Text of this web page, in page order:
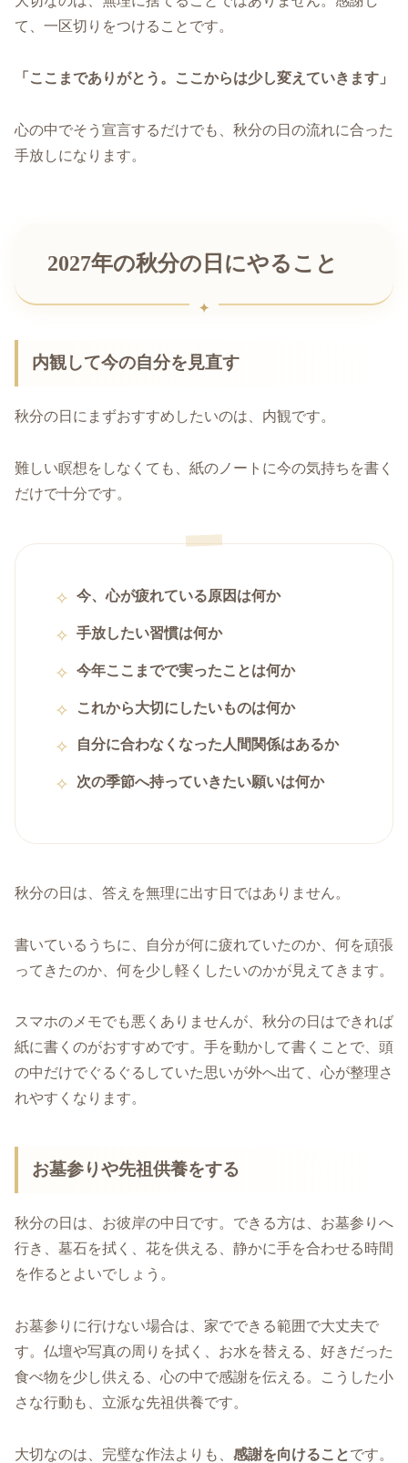
て、一区切りをつけることです。
「ここまでありがとう。ここからは少し変えていきます」
心の中でそう宣言するだけでも、秋分の日の流れに合った
手放しになります。
2027年の秋分の日にやること
内観して今の自分を見直す
秋分の日にまずおすすめしたいのは、内観です。
難しい瞑想をしなくても、紙のノートに今の気持ちを書く
だけで十分です。
今、心が疲れている原因は何か
手放したい習慣は何か
今年ここまでで実ったことは何か
これから大切にしたいものは何か
自分に合わなくなった人間関係はあるか
次の季節へ持っていきたい願いは何か
秋分の日は、答えを無理に出す日ではありません。
書いているうちに、自分が何に疲れていたのか、何を頑張
ってきたのか、何を少し軽くしたいのかが見えてきます。
スマホのメモでも悪くありませんが、秋分の日はできれば
紙に書くのがおすすめです。手を動かして書くことで、頭
の中だけでぐるぐるしていた思いが外へ出て、心が整理さ
れやすくなります。
お墓参りや先祖供養をする
秋分の日は、お彼岸の中日です。できる方は、お墓参りへ
行き、墓石を拭く、花を供える、静かに手を合わせる時間
を作るとよいでしょう。
お墓参りに行けない場合は、家でできる範囲で大丈夫で
す。仏壇や写真の周りを拭く、お水を替える、好きだった
食べ物を少し供える、心の中で感謝を伝える。こうした小
さな行動も、立派な先祖供養です。
大切なのは、完璧な作法よりも、 感謝を向けることです。